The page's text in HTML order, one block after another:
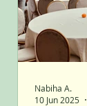
Nabiha A.
10 Jun 2025